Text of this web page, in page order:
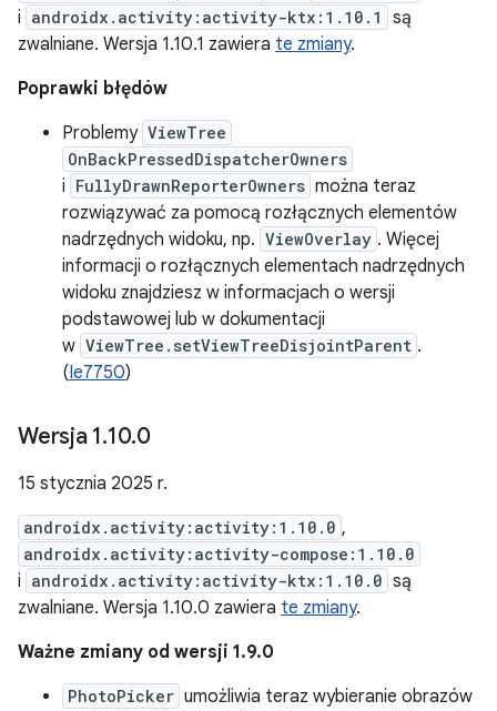
i androidx.activity:activity-ktx:1.10.1
są
zwalniane. Wersja 1.10.1 zawiera te zmiany.
Poprawki błędów
Problemy ViewTree
OnBackPressedDispatcherOwners
i FullyDrawnReporterOwners można teraz
rozwiązywać za pomocą rozłącznych elementów
nadrzędnych widoku, np. ViewOverlay . Więcej
informacji o rozłącznych elementach nadrzędnych
widoku znajdziesz w informacjach o wersji
podstawowej lub w dokumentacji
w ViewTree.setViewTreeDisjointParent .
(Ie7750)
Wersja 1.10.0
15 stycznia 2025 r.
androidx.activity:activity:1.10.0 ,
androidx.activity:activity-compose:1.10.0
i androidx.activity:activity-ktx:1.10.0 są
zwalniane. Wersja 1.10.0 zawiera te zmiany.
Ważne zmiany od wersji 1.9.0
PhotoPicker umożliwia teraz wybieranie obrazów